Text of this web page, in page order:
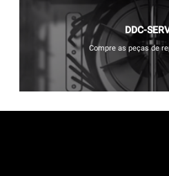
DDC-
Compre as peças de